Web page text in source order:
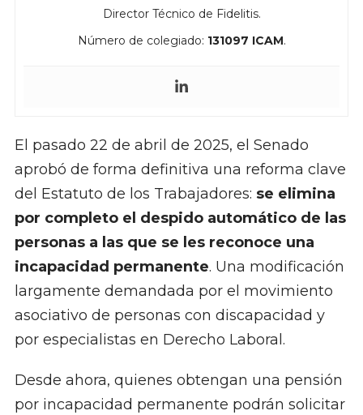
Director Técnico de Fidelitis.
Número de colegiado: 131097 ICAM.
El pasado 22 de abril de 2025, el Senado
aprobó de forma definitiva una reforma clave
del Estatuto de los Trabajadores: se elimina
por completo el despido automático de las
personas a las que se les reconoce una
incapacidad permanente. Una modificación
largamente demandada por el movimiento
asociativo de personas con discapacidad y
por especialistas en Derecho Laboral.
Desde ahora, quienes obtengan una pensión
por incapacidad permanente podrán solicitar